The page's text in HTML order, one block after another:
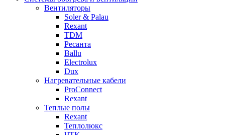
Вентиляторы
Soler & Palau
Rexant
TDM
Ресанта
Ballu
Electrolux
Dux
Нагревательные кабели
ProConnect
Rexant
Теплые полы
Rexant
Теплолюкс